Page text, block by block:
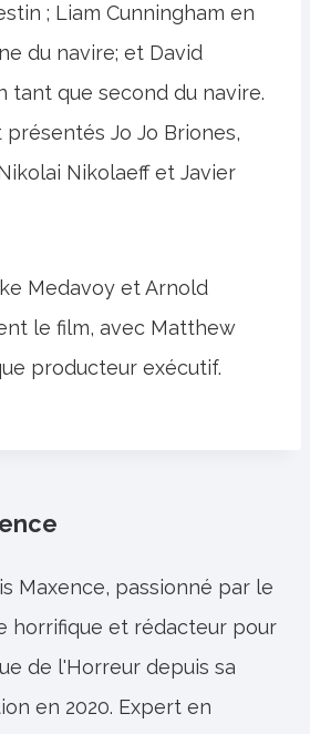
; Liam Cunningham en
du navire; et David
tant que second du navire.
Jo Jo Briones,
Nikolaeff et Javier
Medavoy et Arnold
le film, avec Matthew
producteur exécutif.
Maxence, passionné par le
horrifique et rédacteur pour
de l'Horreur depuis sa
en 2020. Expert en